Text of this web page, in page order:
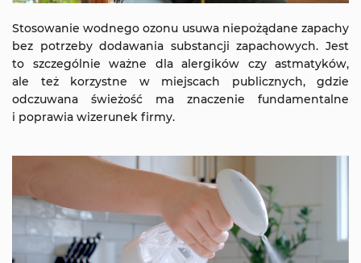
Stosowanie wodnego ozonu usuwa niepożądane zapachy
bez potrzeby dodawania substancji zapachowych. Jest
to szczególnie ważne dla alergików czy astmatyków,
ale też korzystne w miejscach publicznych, gdzie
odczuwana świeżość ma znaczenie fundamentalne
i poprawia wizerunek firmy.